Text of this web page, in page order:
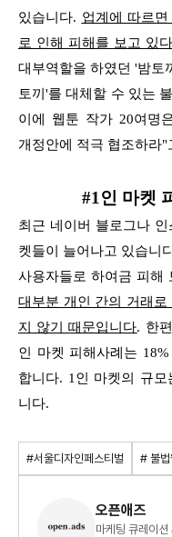
있습니다. 업계에 따르
로 인해 피해를 보고 있
대부역할을 하였던 '밤토
토끼'를 대체할 수 있는
이에 웹툰 작가 20여명
개정안에 적극 협조하라"
#1인 마켓
최근 네이버 블로그나
켓들이 늘어나고 있습니
사용자들로 하여금 피해
대부분 개인 간의 거래
지 않기 때문입니다. 한
인 마켓 피해사례는
합니다. 1인 마켓의 규
니다.
#서울디자인페스티벌 # 불법
오픈애즈
마케팅 큐레이